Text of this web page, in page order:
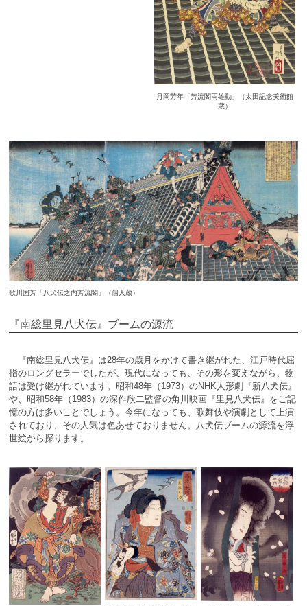
月岡芳年「芳流閣両雄動」（太田記念美術館
蔵）
歌川国芳「八犬伝之内芳流閣」（個人蔵）
『南総里見八犬伝』ブームの源流
『南総里見八犬伝』は28年の歳月をかけて書き継がれた、江戸時代屈
指のロングセラーでしたが、現代になっても、その形を変えながら、物
語は受け継がれています。昭和48年（1973）のNHK人形劇『新八犬伝』
や、昭和58年（1983）の深作欣二監督の角川映画『里見八犬伝』をご記
憶の方は多いことでしょう。今年になっても、歌舞伎や演劇として上演
されており、その人気は色あせておりません。八犬伝ブームの源流を浮
世絵から探ります。